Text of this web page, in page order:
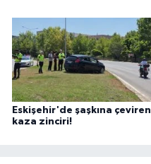
Eskişehir'de şaşkına çeviren
kaza zinciri!